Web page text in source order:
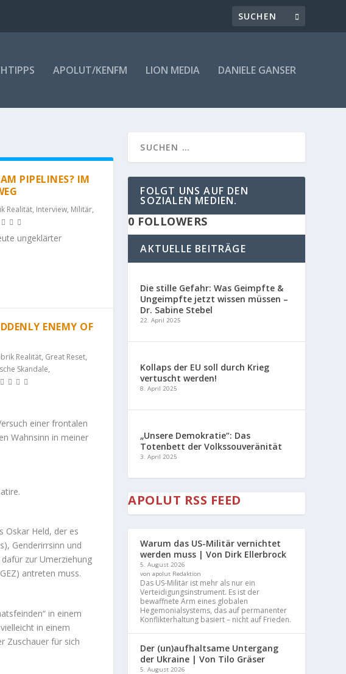
APOLUT/KENFM LION MEDIA DANIELE GANSER
PIPELINES? IM
Realität, Interview, Militär,
ungeklärter
ENEMY OF
Realität, Great Reset,
Skandale,
einer frontalen
Wahnsinn in meiner
Oskar Held, der es
Genderirrsinn und
zur Umerziehung
antreten muss.
in einem
in einem
Zuschauer für sich
FOLGT UNS AUF DEN
SOZIALEN MEDIEN.
0 FOLLOWERS
AKTUELLE BEITRÄGE
Die stille Gefahr: Was Geimpfte &
Ungeimpfte jetzt wissen müssen –
Dr. Sabine Stebel
22. April 2025
Kollaps der EU soll durch Krieg
vertuscht werden!
8. April 2025
„Unsere Demokratie“: Das
Totenbett der Volkssouveränität
3. April 2025
APOLUT RSS FEED
Warum das US-Militär vernichtet
werden muss | Von Dirk Ellerbrock
5. August 2026
von apolut Redaktion
Das US-Militär ist mehr als nur ein
Verteidigungsinstrument. Es ist der
bewaffnete Arm eines globalen
Hegemonialsystems, das auf permanenter
Konflikterhaltung basiert – nicht auf Frieden.
Der (un)aufhaltsame Untergang
der Ukraine | Von Tilo Gräser
5. August 2026